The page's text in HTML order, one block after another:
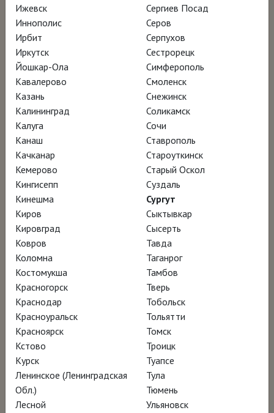
Италия вновь становится родиной не
только великих мастеров, но и великих
идей.
Почему этот «одинокий воин» так и не
вписался ни в один -изм, оставшись
вечным диссидентом итальянского
модернизма?
Издание ЛОКУС
Ролик ВКонтакте
НАГРАДЫ
Миланский фестиваль фильмов о дизайне –
участник программы
Международный фестиваль современного
кино в Торонто – участник программы
Фестиваль фильмов об архитектуре в
Роттердаме (AFFR) – участник программы
Фестиваль фильмов об архитектуре в
Ижевск
Иннополис
Ирбит
Иркутск
Йошкар-Ола
Кавалерово
Казань
Калининград
Калуга
Канаш
Качканар
Кемерово
Кингисепп
Кинешма
Киров
Кировград
Ковров
Коломна
Костомукша
Красногорск
Краснодар
Красноуральск
Красноярск
Кстово
Курск
Ленинское (Ленинградская
Обл.)
Лесной
Сергиев Посад
Серов
Серпухов
Сестрорецк
Симферополь
Смоленск
Снежинск
Соликамск
Сочи
Ставрополь
Староуткинск
Старый Оскол
Суздаль
Сургут
Сыктывкар
Сысерть
Тавда
Таганрог
Тамбов
Тверь
Тобольск
Тольятти
Томск
Троицк
Туапсе
Тула
Тюмень
Ульяновск